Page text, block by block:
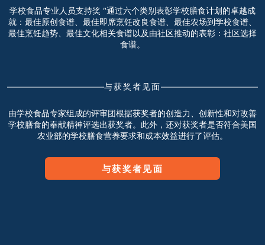
学校食品专业人员支持奖 "通过六个类别表彰学校膳食计划的卓越成
就： 最佳原创食谱、最佳即席烹饪改良食谱、最佳农场到学校食谱、
最佳烹饪趋势、最佳文化相关食谱以及由社区推动的表彰： 社区选择
食谱。
与获奖者见面
由学校食品专家组成的评审团根据获奖者的创造力、创新性和对改善
学校膳食的奉献精神评选出获奖者。此外，还对获奖者是否符合美国
农业部的学校膳食营养要求和成本效益进行了评估。
与获奖者见面